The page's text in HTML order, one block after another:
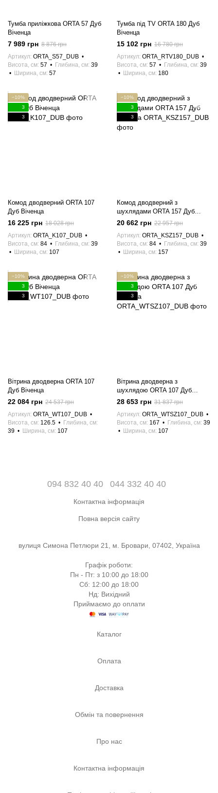
Тумба приліжкова ORTA 57 Дуб
Віченца
7 989 грн 8 876 грн
Артикул ORTA_S57_DUB
Висота, см 57 Глибина, см 39
Ширина, см 57
Тумба під TV ORTA 180 Дуб
Віченца
15 102 грн 16 780 грн
Артикул ORTA_RTV180_DUB
Висота, см 57 Глибина, см 39
Ширина, см 180
−10%
3
3
Комод дводверний ORTA 107
Дуб Віченца
16 225 грн 18 028 грн
Артикул ORTA_K107_DUB
Висота, см 84 Глибина, см 39
Ширина, см 107
−10%
3
3
Комод дводверний з
шухлядами ORTA 157 Дуб
Віченца
20 662 грн 22 957 грн
Артикул ORTA_KSZ157_DUB
Висота, см 84 Глибина, см 39
Ширина, см 157
−10%
3
3
Вітрина дводверна ORTA 107
Дуб Віченца
22 084 грн 24 537 грн
Артикул ORTA_WT107_DUB
Висота, см 126.5
Глибина, см
39
Ширина, см 107
−10%
3
3
Вітрина дводверна з
шухлядою ORTA 107 Дуб
Віченца
28 653 грн 31 837 грн
Артикул ORTA_WTSZ107_DUB
Висота, см 167 Глибина, см 39
Ширина, см 107
094 832 40 40 044 332 40 40
Контактна інформація
Повна версія сайту
вулиця Симона Петлюри 21, м. Бровари, 07402, Україна
Графік роботи:
Пн - Пт: з 10:00 до 18:00
Сб: 12:00 до 18:00
Нд: Вихідний
Приймаємо до оплати
Каталог
Оплата
Доставка
Обмін та повернення
Про нас
Контактна інформація